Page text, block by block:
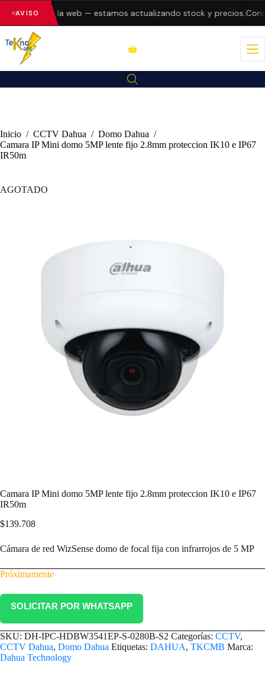
AVISO
errores en la web — estamos actualizando stock y precios.
Inicio / CCTV Dahua / Domo Dahua /
Camara IP Mini domo 5MP lente fijo 2.8mm proteccion IK10 e IP67
IR50m
AGOTADO
Camara IP Mini domo 5MP lente fijo 2.8mm proteccion IK10 e IP67
IR50m
$139.708
Cámara de red WizSense domo de focal fija con infrarrojos de 5 MP
Próximamente
SOLICITAR POR WHATSAPP
SKU: DH-IPC-HDBW3541EP-S-0280B-S2 Categorías: CCTV,
CCTV Dahua, Domo Dahua Etiquetas: DAHUA, TKCMB Marca:
Dahua Technology